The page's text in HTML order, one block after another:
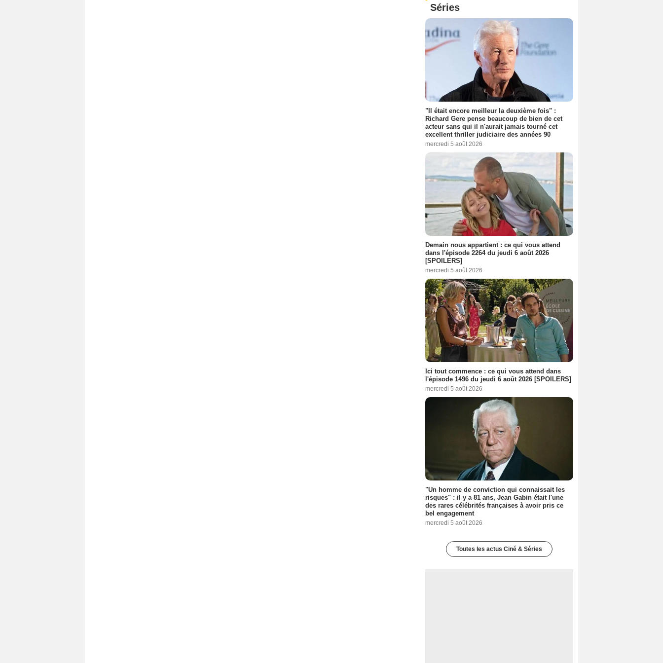
Séries
"Il était encore meilleur la deuxième fois" :
Richard Gere pense beaucoup de bien de cet
acteur sans qui il n'aurait jamais tourné cet
excellent thriller judiciaire des années 90
mercredi 5 août 2026
Demain nous appartient : ce qui vous attend
dans l'épisode 2264 du jeudi 6 août 2026
[SPOILERS]
mercredi 5 août 2026
Ici tout commence : ce qui vous attend dans
l'épisode 1496 du jeudi 6 août 2026 [SPOILERS]
mercredi 5 août 2026
"Un homme de conviction qui connaissait les
risques" : il y a 81 ans, Jean Gabin était l'une
des rares célébrités françaises à avoir pris ce
bel engagement
mercredi 5 août 2026
Toutes les actus Ciné & Séries